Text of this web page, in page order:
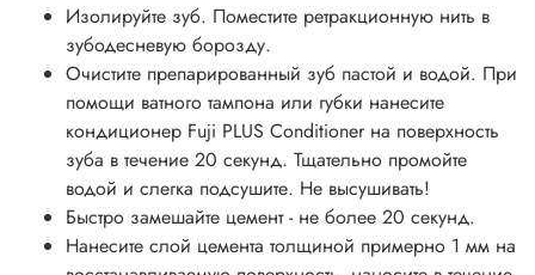
Изолируйте зуб. Поместите ретракционную нить в
зубодесневую борозду.
Очистите препарированный зуб пастой и водой. При
помощи ватного тампона или губки нанесите
кондиционер Fuji PLUS Conditioner на поверхность
зуба в течение 20 секунд. Тщательно промойте
водой и слегка подсушите. Не высушивать!
Быстро замешайте цемент - не более 20 секунд.
Нанесите слой цемента толщиной примерно 1 мм на